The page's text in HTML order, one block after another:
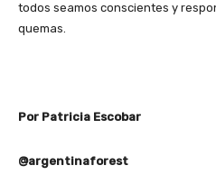
todos seamos conscientes y
quemas.
Por Patricia Escobar
@argentinaforest